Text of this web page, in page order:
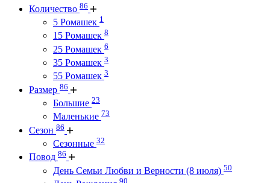
Количество 86
5 Ромашек 1
15 Ромашек 8
25 Ромашек 6
35 Ромашек 3
55 Ромашек 3
Размер 86
Большие 23
Маленькие 73
Сезон 86
Сезонные 32
Повод 86
День Семьи Любви и Верности (8 июля) 50
90